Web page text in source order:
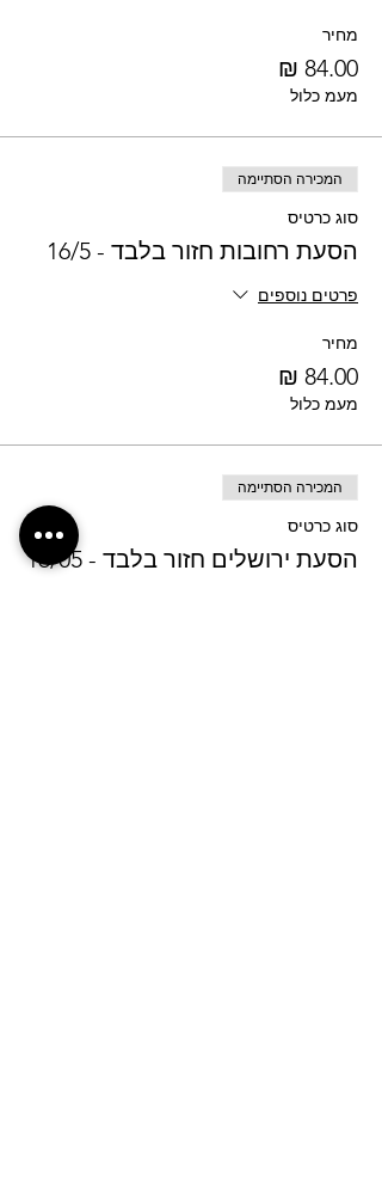
מחיר
מעמ כלול
המכירה הסתיימה
סוג כרטיס
הסעת רחובות חזור בלבד - 16/5
פרטים נוספים
מחיר
מעמ כלול
המכירה הסתיימה
סוג כרטיס
הסעת ירושלים חזור בלבד - 16/05